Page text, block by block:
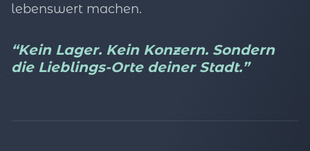
lebenswert machen.
“Kein Lager. Kein Konzern. Sondern
die Lieblings-Orte deiner Stadt.”